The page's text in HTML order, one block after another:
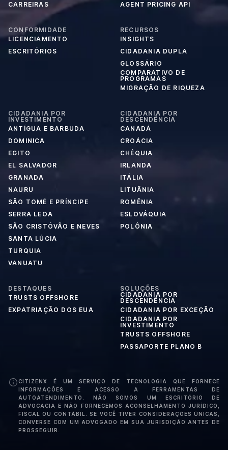
CARREIRAS
AGENT PRICING API
CONFORMIDADE
LICENCIAMENTO
ESCRITÓRIOS
RECURSOS
INSIGHTS
CIDADANIA DUPLA
GLOSSÁRIO
COMPARATIVO DE
PROGRAMAS
MIGRAÇÃO DE RIQUEZA
CIDADANIA POR
INVESTIMENTO
ANTÍGUA E BARBUDA
DOMINICA
EGITO
EL SALVADOR
GRANADA
NAURU
SÃO TOMÉ E PRÍNCIPE
SERRA LEOA
SÃO CRISTÓVÃO E NEVES
SANTA LÚCIA
TURQUIA
VANUATU
CIDADANIA POR
DESCENDÊNCIA
CANADÁ
CROÁCIA
CHÉQUIA
IRLANDA
ITÁLIA
LITUÂNIA
ROMÊNIA
ESLOVÁQUIA
POLÔNIA
DESTAQUES
TRUSTS OFFSHORE
EXPATRIAÇÃO DOS EUA
SOLUÇÕES
CIDADANIA POR
DESCENDÊNCIA
CIDADANIA POR EXCEÇÃO
CIDADANIA POR
INVESTIMENTO
TRUSTS OFFSHORE
PASSAPORTE PLANO B
CITIZENX É UM SERVIÇO DE TECNOLOGIA QUE FORNECE
INFORMAÇÕES E ACESSO A FERRAMENTAS DE
AUTOATENDIMENTO. NÃO SOMOS UM ESCRITÓRIO DE
ADVOCACIA E NÃO FORNECEMOS ACONSELHAMENTO JURÍDICO,
FISCAL OU CONTÁBIL. SE VOCÊ TIVER CONSIDERAÇÕES ÚNICAS,
CONVERSE COM UM ADVOGADO EM SUA JURISDIÇÃO ANTES DE
PROSSEGUIR.